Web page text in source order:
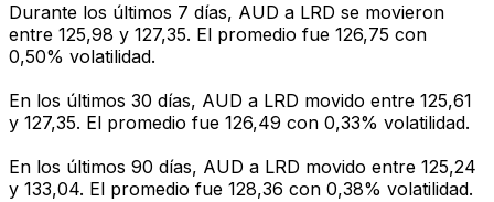
Durante los últimos 7 días, AUD a LRD se movieron
entre 125,98 y 127,35. El promedio fue 126,75 con
0,50% volatilidad.
En los últimos 30 días, AUD a LRD movido entre 125,61
y 127,35. El promedio fue 126,49 con 0,33% volatilidad.
En los últimos 90 días, AUD a LRD movido entre 125,24
y 133,04. El promedio fue 128,36 con 0,38% volatilidad.